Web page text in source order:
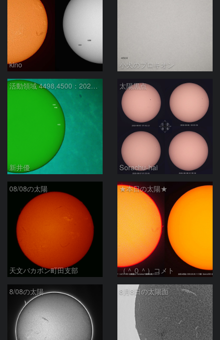
kino 小犬のプロキオン
活動領域 4498,4500：2026/08/08
新井優
太陽黒点
Sorachu-hai
08/08の太陽
天文バカボン町田支部
★本日の太陽★
（＾０＾）コメト
8/08の太陽 8月8日の太陽面